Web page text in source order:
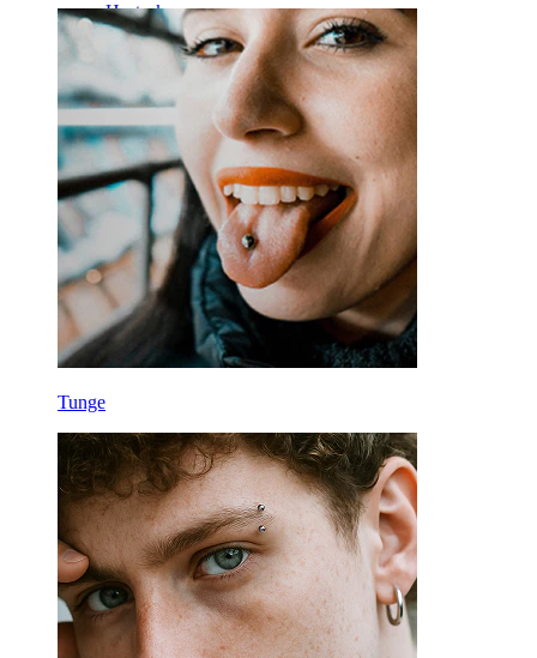
Tunge
Hestesko
Tools
Buet stav
Øreflip
Titanium